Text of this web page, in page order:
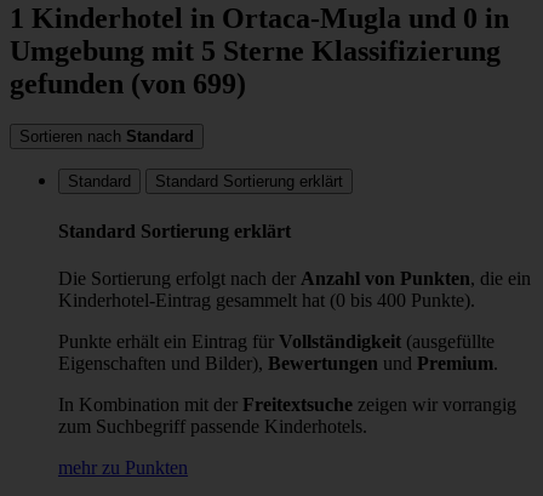
1 Kinderhotel in Ortaca-Mugla und 0 in
Umgebung mit 5 Sterne Klassifizierung
gefunden (von 699)
Sortieren nach Standard
Standard Standard Sortierung erklärt
Standard Sortierung erklärt
Die Sortierung erfolgt nach der Anzahl von Punkten, die ein
Kinderhotel-Eintrag gesammelt hat (0 bis 400 Punkte).
Punkte erhält ein Eintrag für Vollständigkeit (ausgefüllte
Eigenschaften und Bilder), Bewertungen und Premium.
In Kombination mit der Freitextsuche zeigen wir vorrangig
zum Suchbegriff passende Kinderhotels.
mehr zu Punkten